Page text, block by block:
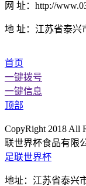
网 址：http://
地 址：江苏省泰兴
首页
一键拨号
一键信息
顶部
CopyRight 2018 All
联世界杯食品有
足联世界杯
地址：江苏省泰兴